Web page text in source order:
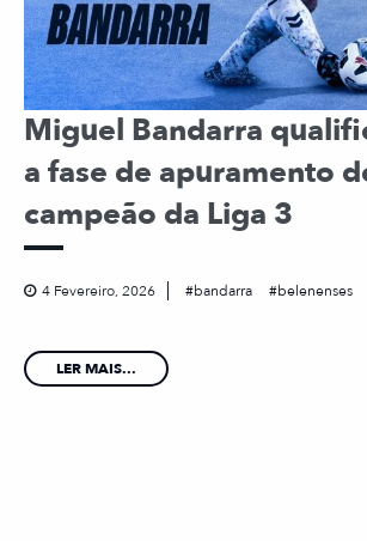
Miguel Bandarra
a fase de apuramento
campeão da Liga 3
4 Fevereiro, 2026 bandarra belenenses
LER MAIS...